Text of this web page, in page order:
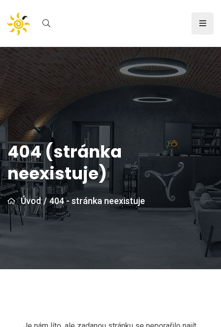
404 (stránka
neexistuje)
Úvod / 404 - stránka neexistuje